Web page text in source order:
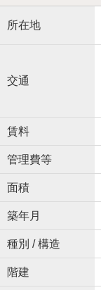
所在地
交通
賃料
管理費等
面積
築年月
種別 / 構造
階建